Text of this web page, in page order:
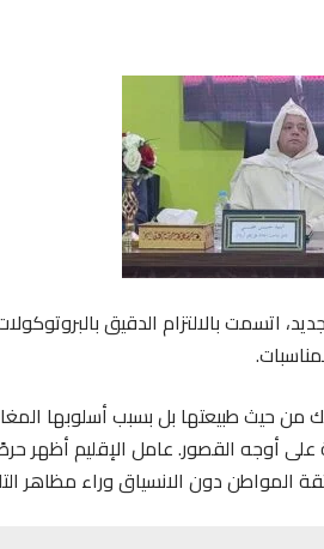
اتسمت بالالتزام الدقيق
من حيث طبيعتها بل بسبب أسلوبها
أوجه القصور. عامل الإقليم أظهر
المواطن دون الانسياق وراء مظاهر